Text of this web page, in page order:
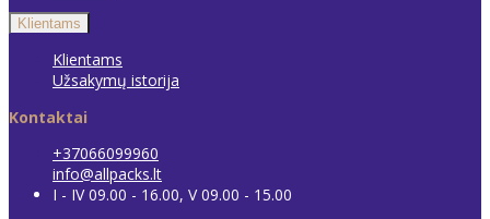
Klientams
Klientams
Užsakymų istorija
Kontaktai
+37066099960
info@allpacks.lt
I - IV 09.00 - 16.00, V 09.00 - 15.00